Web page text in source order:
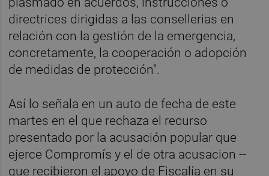
directrices dirigidas a las consellerias en
relación con la gestión de la emergencia,
concretamente, la cooperación o adopción
de medidas de protección".
Así lo señala en un auto de fecha de este
martes en el que rechaza el recurso
presentado por la acusación popular que
ejerce Compromís y el de otra acusacion --
que recibieron el apoyo de Fiscalía en su